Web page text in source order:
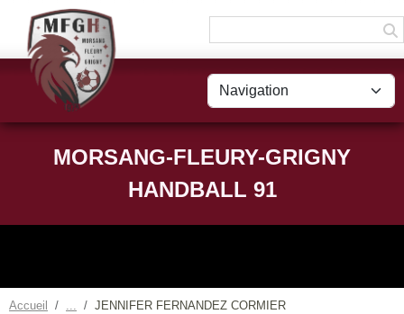
MORSANG-FLEURY-GRIGNY
HANDBALL 91
Accueil JENNIFER FERNANDEZ CORMIER
Panneau de gestion des cookies